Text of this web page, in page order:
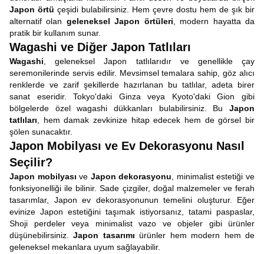
Japon örtü çeşidi bulabilirsiniz. Hem çevre dostu hem de şık bir
alternatif olan geleneksel Japon örtüleri , modern hayatta da
pratik bir kullanım sunar.
Wagashi ve Diğer Japon Tatlıları
Wagashi , geleneksel Japon tatlılarıdır ve genellikle çay
seremonilerinde servis edilir. Mevsimsel temalara sahip, göz alıcı
renklerde ve zarif şekillerde hazırlanan bu tatlılar, adeta birer
sanat eseridir. Tokyo'daki Ginza veya Kyoto'daki Gion gibi
bölgelerde özel wagashi dükkanları bulabilirsiniz. Bu Japon
tatlıları , hem damak zevkinize hitap edecek hem de görsel bir
şölen sunacaktır.
Japon Mobilyası ve Ev Dekorasyonu Nasıl
Seçilir?
Japon mobilyası ve Japon dekorasyonu , minimalist estetiği ve
fonksiyonelliği ile bilinir. Sade çizgiler, doğal malzemeler ve ferah
tasarımlar, Japon ev dekorasyonunun temelini oluşturur. Eğer
evinize Japon estetiğini taşımak istiyorsanız, tatami paspaslar,
Shoji perdeler veya minimalist vazo ve objeler gibi ürünler
düşünebilirsiniz.Japon tasarımı ürünler hem modern hem de
geleneksel mekanlara uyum sağlayabilir.